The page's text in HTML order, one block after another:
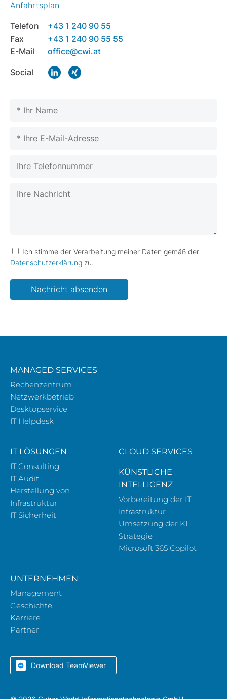
Anfahrtsplan
Telefon
+43 1 240 90 55
Fax
+43 1 240 90 55 55
E-Mail
office@cwi.at
Social
Please leave this field empty.
Please leave this field empty.
Ich stimme der Verarbeitung meiner Daten gemäß der
Datenschutzerklärung zu.
Please leave this field empty.
MANAGED SERVICES
Rechenzentrum
Netzwerkbetrieb
Desktopservice
IT Helpdesk
IT LÖSUNGEN
IT Consulting
IT Audit
Herstellung von
Infrastruktur
IT Sicherheit
CLOUD SERVICES
KÜNSTLICHE
INTELLIGENZ
Vorbereitung der IT
Infrastruktur
Umsetzung der KI
Strategie
Microsoft 365 Copilot
UNTERNEHMEN
Management
Geschichte
Karriere
Partner
Download TeamViewer